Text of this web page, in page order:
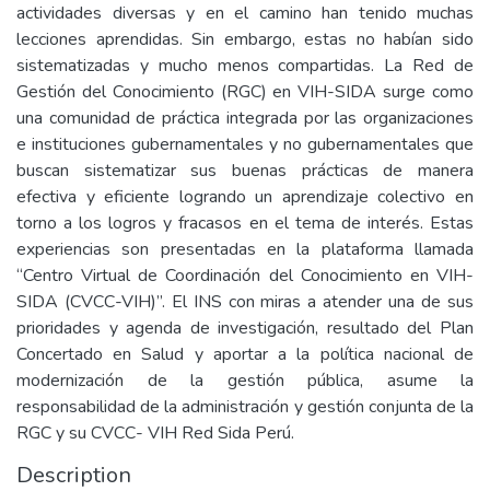
actividades diversas y en el camino han tenido muchas
lecciones aprendidas. Sin embargo, estas no habían sido
sistematizadas y mucho menos compartidas. La Red de
Gestión del Conocimiento (RGC) en VIH-SIDA surge como
una comunidad de práctica integrada por las organizaciones
e instituciones gubernamentales y no gubernamentales que
buscan sistematizar sus buenas prácticas de manera
efectiva y eficiente logrando un aprendizaje colectivo en
torno a los logros y fracasos en el tema de interés. Estas
experiencias son presentadas en la plataforma llamada
“Centro Virtual de Coordinación del Conocimiento en VIH-
SIDA (CVCC-VIH)”. El INS con miras a atender una de sus
prioridades y agenda de investigación, resultado del Plan
Concertado en Salud y aportar a la política nacional de
modernización de la gestión pública, asume la
responsabilidad de la administración y gestión conjunta de la
RGC y su CVCC- VIH Red Sida Perú.
Description